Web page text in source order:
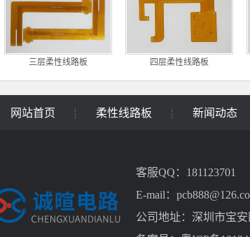
三层柔性线路板 四层柔性线路板
网站首页 柔性线路板 新闻动态
客服QQ：181123701
E-mail：
公司地址：深圳市宝